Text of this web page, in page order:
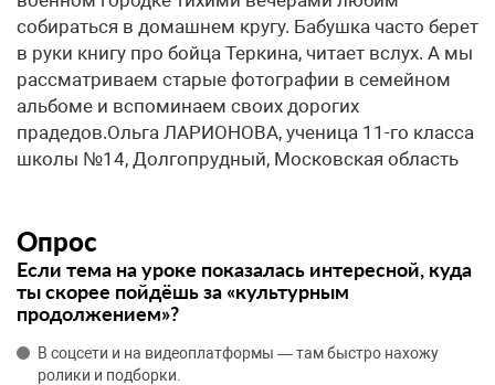
собираться в домашнем кругу. Бабушка часто берет
в руки книгу про бойца Теркина, читает вслух. А мы
рассматриваем старые фотографии в семейном
альбоме и вспоминаем своих дорогих
прадедов.Ольга ЛАРИОНОВА, ученица 11-го класса
школы №14, Долгопрудный, Московская область
Опрос
Если тема на уроке показалась интересной, куда
ты скорее пойдёшь за «культурным
продолжением»?
В соцсети и на видеоплатформы — там быстро нахожу
ролики и подборки.